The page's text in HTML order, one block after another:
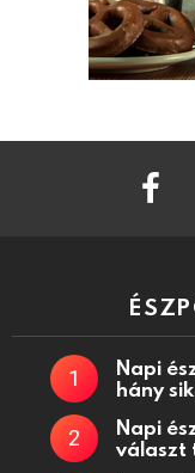
Napi
hány
Napi
választ